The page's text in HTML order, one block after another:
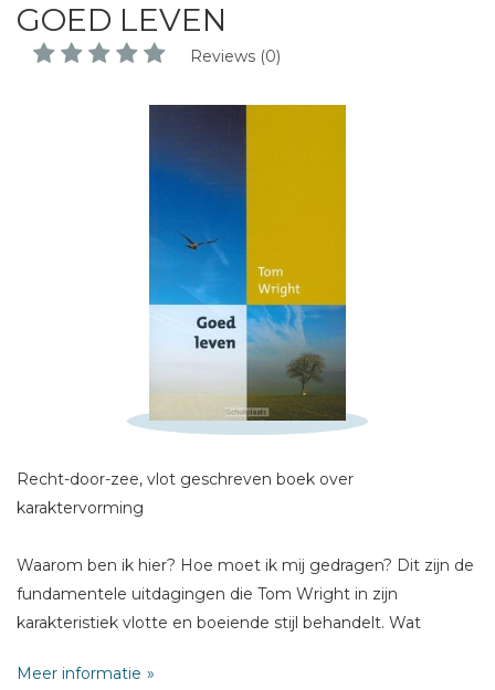
GOED LEVEN
Reviews (0)
Recht-door-zee, vlot geschreven boek over
karaktervorming
Waarom ben ik hier? Hoe moet ik mij gedragen? Dit zijn de
fundamentele uitdagingen die Tom Wright in zijn
karakteristiek vlotte en boeiende stijl behandelt. Wat
hun dood? Al te gemakkelijk immers wordt de blik op het
Meer informatie
Bericht *